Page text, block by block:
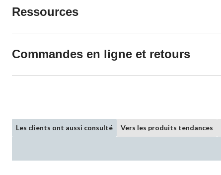
Ressources
Commandes en ligne et retours
Les clients ont aussi consulté Vers les produits tendances